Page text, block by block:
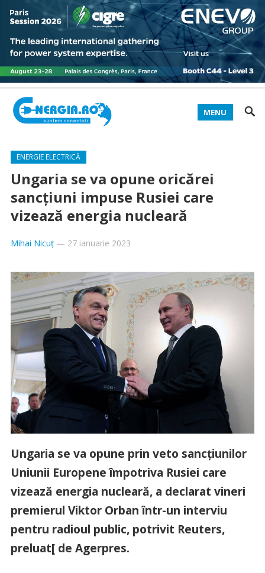
MENU
ENERGIE ELECTRICĂ
Ungaria se va opune oricărei
sancțiuni impuse Rusiei care
vizează energia nucleară
Mihai Nicuț— 27 ianuarie 2023
Ungaria se va opune prin veto sancţiunilor
Uniunii Europene împotriva Rusiei care
vizează energia nucleară, a declarat vineri
premierul Viktor Orban într-un interviu
pentru radioul public, potrivit Reuters,
preluat[ de Agerpres.